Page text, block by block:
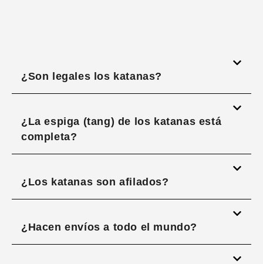
¿Son legales los katanas?
¿La espiga (tang) de los katanas está
completa?
¿Los katanas son afilados?
¿Hacen envíos a todo el mundo?